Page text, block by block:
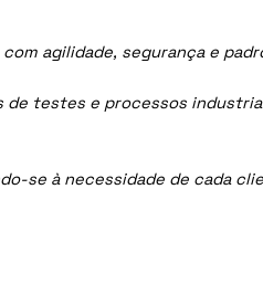
agilidade, segurança e
testes e processos
se à necessidade de cada